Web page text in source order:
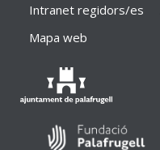
Intranet regidors/es
Mapa web